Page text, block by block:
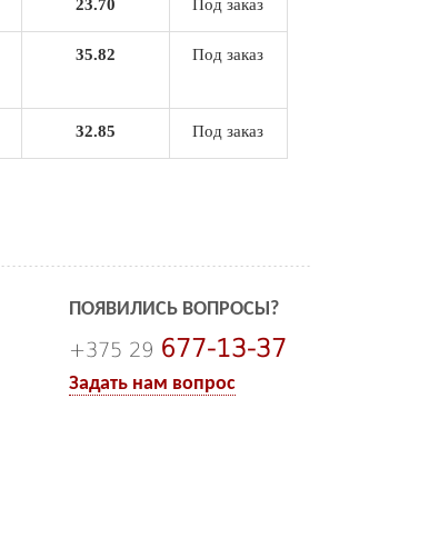
23.70 Под заказ
35.82 Под заказ
32.85 Под заказ
ПОЯВИЛИСЬ ВОПРОСЫ?
+375 29 677-13-37
Задать нам вопрос